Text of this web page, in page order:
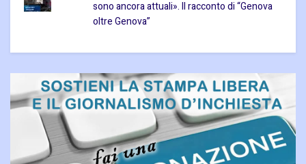
sono ancora attuali». Il racconto di “Genova
oltre Genova”